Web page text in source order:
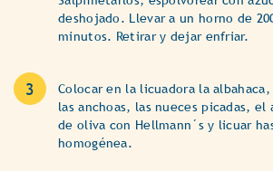
deshojado. Llevar a un horno de
minutos. Retirar y dejar enfriar.
Colocar en la licuadora la
las anchoas, las nueces picadas,
de oliva con Hellmann´s y licuar
homogénea.